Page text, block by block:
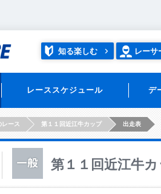
知る楽しむ レーサ
レーススケジュール デ
レース 第１１回近江牛カップ 出走表
第１１回近江牛